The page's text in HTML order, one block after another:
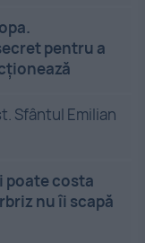
pentru a
Sfântul Emilian
poate costa
nu îi scapă